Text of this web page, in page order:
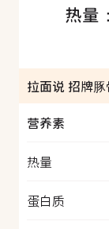
热量
拉面说 招牌
营养素
热量
蛋白质